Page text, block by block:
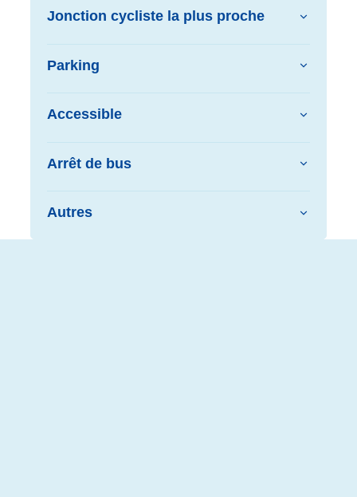
Jonction cycliste la plus proche
Parking
Accessible
Arrêt de bus
Autres